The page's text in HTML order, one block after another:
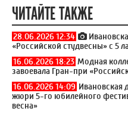
ЧИТАЙТЕ ТАКЖЕ
28.06.2026 12:34
«Российской студвесны» с 5
16.06.2026 18:23 Модная
завоевала Гран-при
16.06.2026 14:09 Ивановская
жюри 5-го юбилейного
весна»